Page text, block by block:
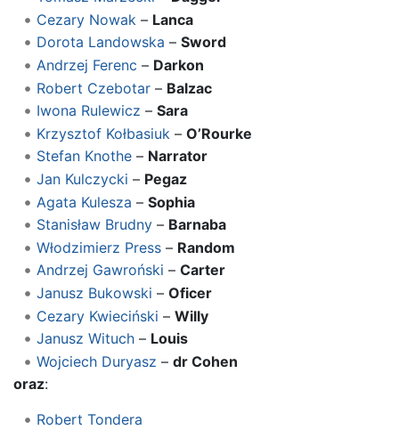
Cezary Nowak – Lanca
Dorota Landowska – Sword
Andrzej Ferenc – Darkon
Robert Czebotar– Balzac
Iwona Rulewicz – Sara
Krzysztof Kołbasiuk – O’Rourke
Stefan Knothe– Narrator
Jan Kulczycki – Pegaz
Agata Kulesza – Sophia
Stanisław Brudny– Barnaba
Włodzimierz Press– Random
Andrzej Gawroński – Carter
Janusz Bukowski – Oficer
Cezary Kwieciński – Willy
Janusz Wituch– Louis
Wojciech Duryasz – dr Cohen
oraz:
Robert Tondera